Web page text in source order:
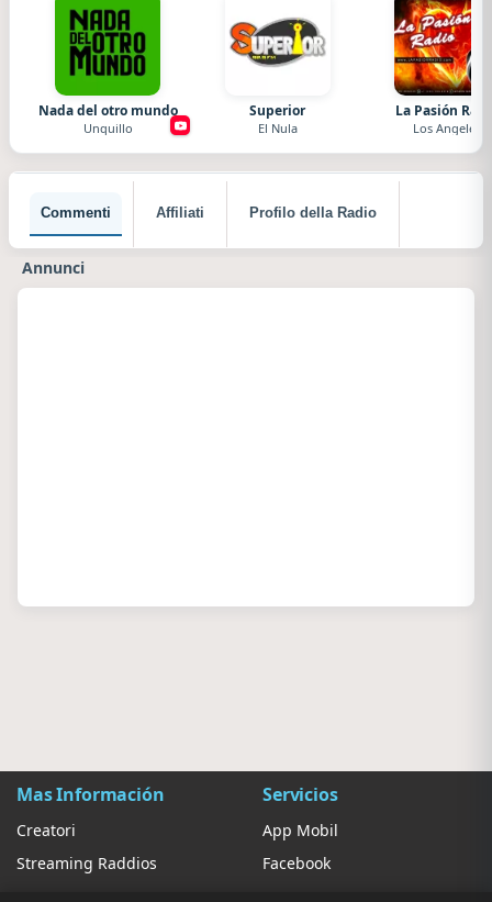
Nada del otro mundo
Unquillo
Superior
El Nula
La Pasión
Los Angeles
Commenti Affiliati Profilo della Radio
Annunci
Mas Información
Creatori
Streaming Raddios
Servicios
App Mobil
Facebook